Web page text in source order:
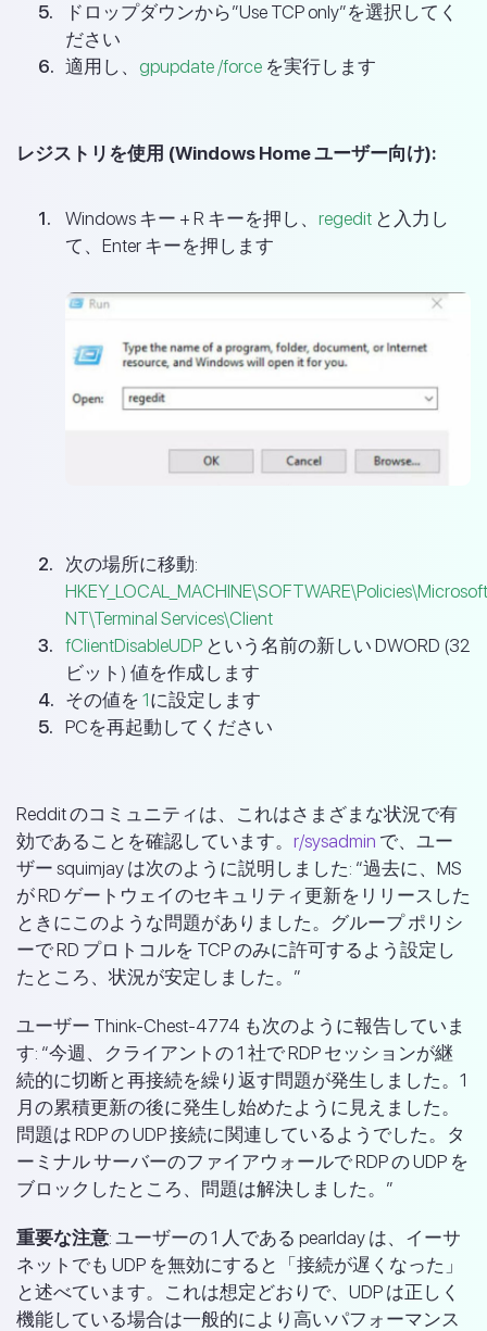
ドロップダウンから”Use TCP only”を選択してく
ださい
適用し、 gpupdate /force を実行します
レジストリを使用 (Windows Home ユーザー向け):
Windows キー + R キーを押し、 regedit と入力し
て、Enter キーを押します
次の場所に移動:
NT\Terminal Services\Client
fClientDisableUDP という名前の新しい DWORD (32
ビット) 値を作成します
その値を 1に設定します
PCを再起動してください
Reddit のコミュニティは、これはさまざまな状況で有
効であることを確認しています。 r/sysadmin で、ユー
ザー squimjay は次のように説明しました: “過去に、MS
が RD ゲートウェイのセキュリティ更新をリリースした
ときにこのような問題がありました。グループ ポリシ
ーで RD プロトコルを TCP のみに許可するよう設定し
たところ、状況が安定しました。”
ユーザー Think-Chest-4774 も次のように報告していま
す: “今週、クライアントの 1 社で RDP セッションが継
続的に切断と再接続を繰り返す問題が発生しました。1
月の累積更新の後に発生し始めたように見えました。
問題は RDP の UDP 接続に関連しているようでした。タ
ーミナル サーバーのファイアウォールで RDP の UDP を
ブロックしたところ、問題は解決しました。”
重要な注意: ユーザーの 1 人である pearlday は、イーサ
ネットでも UDP を無効にすると「接続が遅くなった」
と述べています。これは想定どおりで、UDP は正しく
機能している場合は一般的により高いパフォーマンス